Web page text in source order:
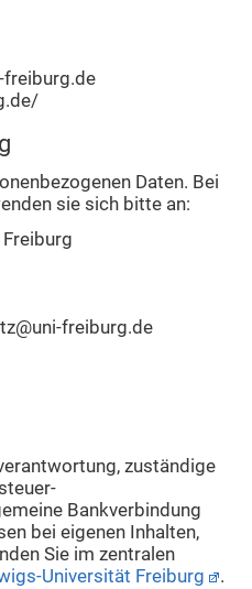
freiburg.de
Daten. Bei
sie sich bitte an:
freiburg.de
zuständige
Bankverbindung
bei eigenen Inhalten,
Sie im zentralen
Universität Freiburg
.